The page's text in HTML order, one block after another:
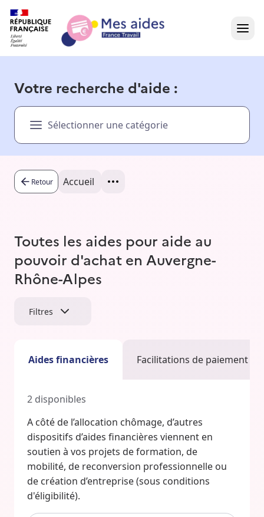
Présentation vidéo
Besoin d'aide ?
Votre recherche d'aide :
Sélectionner une catégorie
Retour Accueil
Toutes les aides pour aide au
pouvoir d'achat en Auvergne-
Rhône-Alpes
Filtres
Aides financières Facilitations de paiement
2 disponibles
A côté de l’allocation chômage, d’autres
dispositifs d’aides financières viennent en
soutien à vos projets de formation, de
mobilité, de reconversion professionnelle ou
de création d’entreprise (sous conditions
d'éligibilité).